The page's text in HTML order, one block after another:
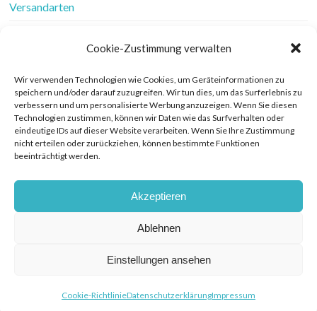
Cookie-Zustimmung verwalten
Wir verwenden Technologien wie Cookies, um Geräteinformationen zu
speichern und/oder darauf zuzugreifen. Wir tun dies, um das Surferlebnis zu
verbessern und um personalisierte Werbung anzuzeigen. Wenn Sie diesen
Technologien zustimmen, können wir Daten wie das Surfverhalten oder
eindeutige IDs auf dieser Website verarbeiten. Wenn Sie Ihre Zustimmung
nicht erteilen oder zurückziehen, können bestimmte Funktionen
beeinträchtigt werden.
Akzeptieren
Ablehnen
Einstellungen ansehen
Cookie-RichtlinieDatenschutzerklärungImpressum
Versandarten
Werbung
Widerrufsbelehrung
Zahlungsarten
© COPYRIGHT FRAU FADENSCHEIN 2019. THEME BY BLUCHIC